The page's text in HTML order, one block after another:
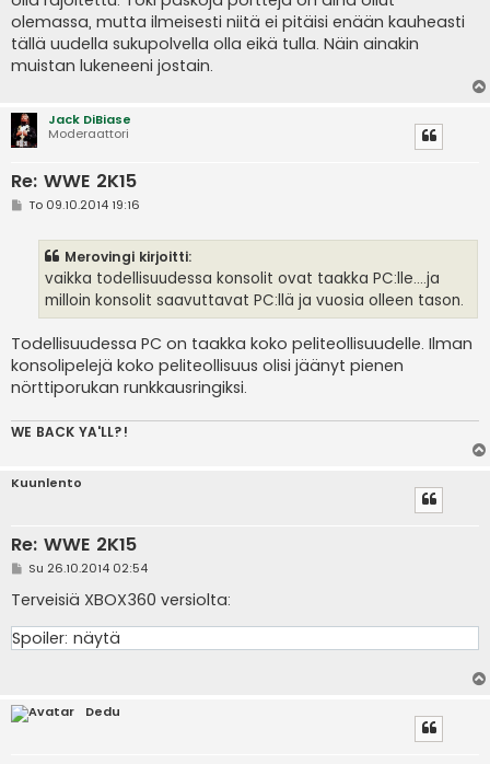
olemassa, mutta ilmeisesti niitä ei pitäisi enään kauheasti
tällä uudella sukupolvella olla eikä tulla. Näin ainakin
muistan lukeneeni jostain.
Jack DiBiase
Moderaattori
Re: WWE 2K15
VTo 09.10.2014 19:16
Merovingi kirjoitti:
vaikka todellisuudessa konsolit ovat taakka PC:lle....ja
milloin konsolit saavuttavat PC:llä ja vuosia olleen tason.
Todellisuudessa PC on taakka koko peliteollisuudelle. Ilman
konsolipelejä koko peliteollisuus olisi jäänyt pienen
nörttiporukan runkkausringiksi.
WE BACK YA'LL?!
Kuunlento
Re: WWE 2K15
V
e
s
t
i
Su 26.10.2014 02:54
Terveisiä XBOX360 versiolta:
Spoiler: näytä
Dedu